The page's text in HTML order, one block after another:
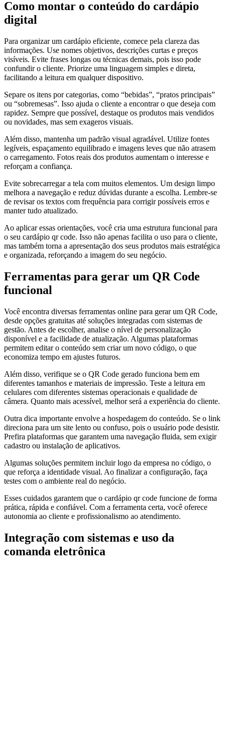
Como montar o conteúdo do cardápio
digital
Para organizar um cardápio eficiente, comece pela clareza das
informações. Use nomes objetivos, descrições curtas e preços
visíveis. Evite frases longas ou técnicas demais, pois isso pode
confundir o cliente. Priorize uma linguagem simples e direta,
facilitando a leitura em qualquer dispositivo.
Separe os itens por categorias, como “bebidas”, “pratos principais”
ou “sobremesas”. Isso ajuda o cliente a encontrar o que deseja com
rapidez. Sempre que possível, destaque os produtos mais vendidos
ou novidades, mas sem exageros visuais.
Além disso, mantenha um padrão visual agradável. Utilize fontes
legíveis, espaçamento equilibrado e imagens leves que não atrasem
o carregamento. Fotos reais dos produtos aumentam o interesse e
reforçam a confiança.
Evite sobrecarregar a tela com muitos elementos. Um design limpo
melhora a navegação e reduz dúvidas durante a escolha. Lembre-se
de revisar os textos com frequência para corrigir possíveis erros e
manter tudo atualizado.
Ao aplicar essas orientações, você cria uma estrutura funcional para
o seu cardápio qr code. Isso não apenas facilita o uso para o cliente,
mas também torna a apresentação dos seus produtos mais estratégica
e organizada, reforçando a imagem do seu negócio.
Ferramentas para gerar um QR Code
funcional
Você encontra diversas ferramentas online para gerar um QR Code,
desde opções gratuitas até soluções integradas com sistemas de
gestão. Antes de escolher, analise o nível de personalização
disponível e a facilidade de atualização. Algumas plataformas
permitem editar o conteúdo sem criar um novo código, o que
economiza tempo em ajustes futuros.
Além disso, verifique se o QR Code gerado funciona bem em
diferentes tamanhos e materiais de impressão. Teste a leitura em
celulares com diferentes sistemas operacionais e qualidade de
câmera. Quanto mais acessível, melhor será a experiência do cliente.
Outra dica importante envolve a hospedagem do conteúdo. Se o link
direciona para um site lento ou confuso, pois o usuário pode desistir.
Prefira plataformas que garantem uma navegação fluida, sem exigir
cadastro ou instalação de aplicativos.
Algumas soluções permitem incluir logo da empresa no código, o
que reforça a identidade visual. Ao finalizar a configuração, faça
testes com o ambiente real do negócio.
Esses cuidados garantem que o cardápio qr code funcione de forma
prática, rápida e confiável. Com a ferramenta certa, você oferece
autonomia ao cliente e profissionalismo ao atendimento.
Integração com sistemas e uso da
comanda eletrônica